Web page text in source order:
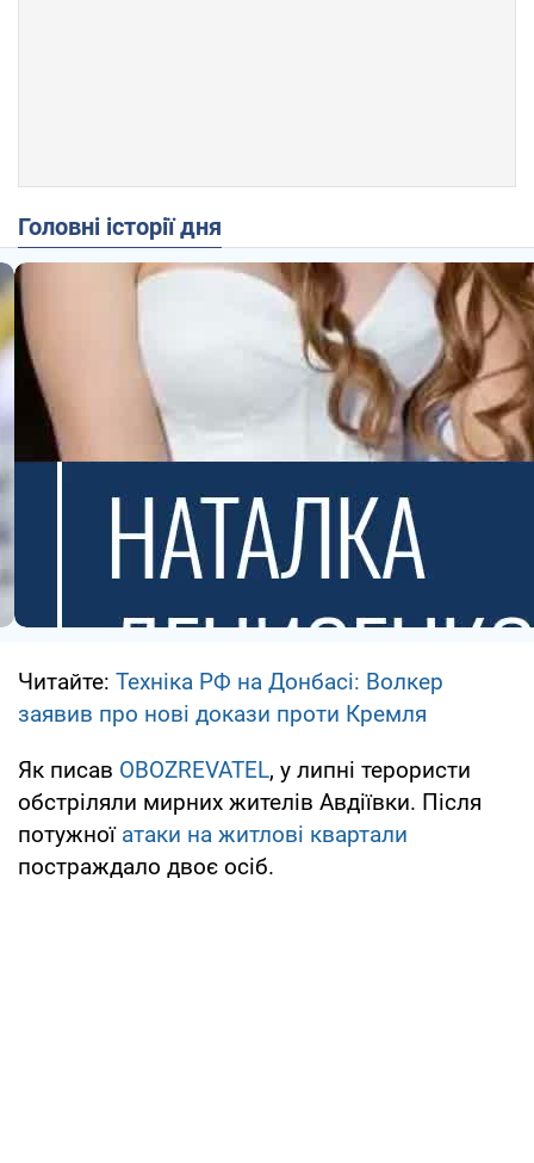
Головні історії дня
Читайте: Техніка РФ на Донбасі: Волкер
заявив про нові докази проти Кремля
Як писав OBOZREVATEL, у липні терористи
обстріляли мирних жителів Авдіївки. Після
потужної атаки на житлові квартали
постраждало двоє осіб.